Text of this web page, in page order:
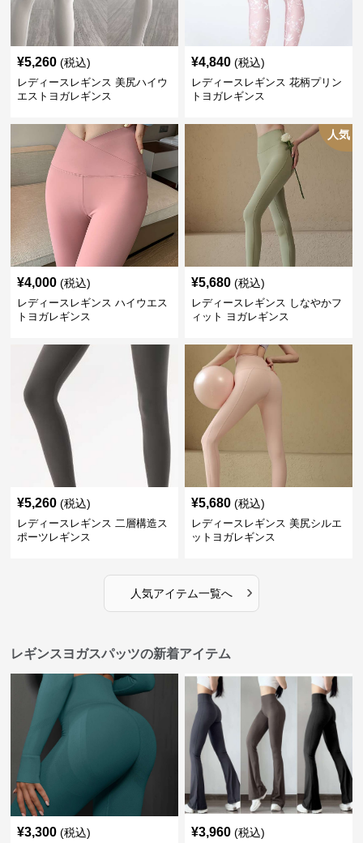
¥5,260 (税込)
レディースレギンス 美尻ハイウ
エストヨガレギンス
¥4,840 (税込)
レディースレギンス 花柄プリン
トヨガレギンス
¥4,000 (税込)
レディースレギンス ハイウエス
トヨガレギンス
人気
¥5,680 (税込)
レディースレギンス しなやかフ
ィット ヨガレギンス
¥5,260 (税込)
レディースレギンス 二層構造ス
ポーツレギンス
¥5,680 (税込)
レディースレギンス 美尻シルエ
ットヨガレギンス
人気アイテム一覧へ ›
レギンスヨガスパッツの新着アイテム
¥3,300 (税込) ¥3,960 (税込)